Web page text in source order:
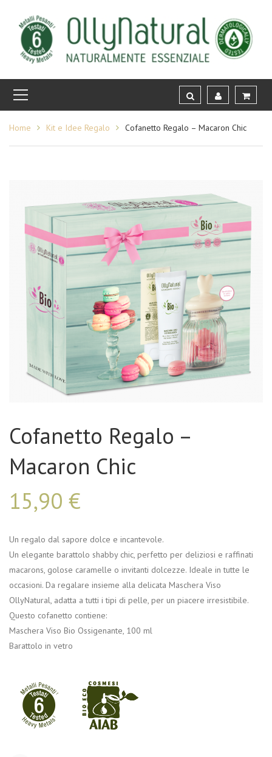
Home Kit e Idee Regalo Cofanetto Regalo – Macaron Chic
Cofanetto Regalo –
Macaron Chic
15,90 €
Un regalo dal sapore dolce e incantevole.
Un elegante barattolo shabby chic, perfetto per deliziosi e raffinati
macarons, golose caramelle o invitanti dolcezze. Ideale in tutte le
occasioni. Da regalare insieme alla delicata Maschera Viso
OllyNatural, adatta a tutti i tipi di pelle, per un piacere irresistibile.
Questo cofanetto contiene:
Maschera Viso Bio Ossigenante, 100 ml
Barattolo in vetro